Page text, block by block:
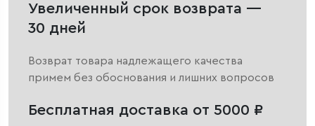
Увеличенный срок возврата —
30 дней
Возврат товара надлежащего качества
примем без обоснования и лишних вопросов
Бесплатная доставка от 5000 ₽